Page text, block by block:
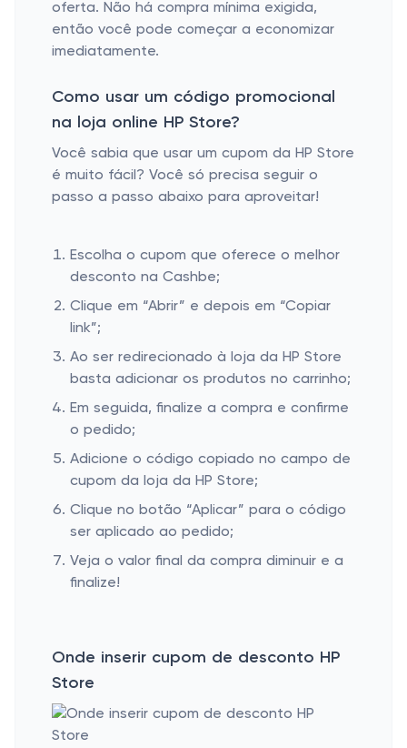
oferta. Não há compra mínima exigida,
então você pode começar a economizar
imediatamente.
Como usar um código promocional
na loja online HP Store?
Você sabia que usar um cupom da HP Store
é muito fácil? Você só precisa seguir o
passo a passo abaixo para aproveitar!
Escolha o cupom que oferece o melhor
desconto na Cashbe;
Clique em “Abrir” e depois em “Copiar
link”;
Ao ser redirecionado à loja da HP Store
basta adicionar os produtos no carrinho;
Em seguida, finalize a compra e confirme
o pedido;
Adicione o código copiado no campo de
cupom da loja da HP Store;
Clique no botão “Aplicar” para o código
ser aplicado ao pedido;
Veja o valor final da compra diminuir e a
finalize!
Onde inserir cupom de desconto HP
Store